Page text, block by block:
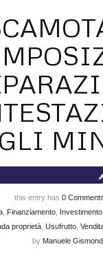
this entry has 0 Comments
, Finanziamento, Investimento
proprietà, Usufrutto,
by Manuele